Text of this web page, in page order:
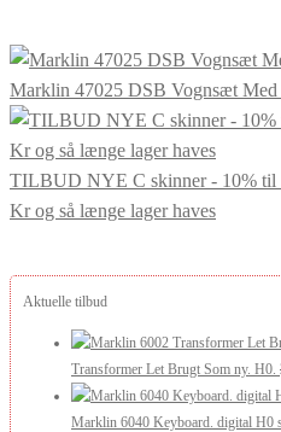
Marklin 47025 DSB Vognsæt
TILBUD NYE C skinner - 10% til
Kr og så længe lager haves
Aktuelle tilbud
Transformer Let Brugt Som ny. H0.
Marklin 6040 Keyboard. digital H0